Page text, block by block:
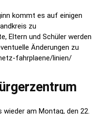
kommt es auf einigen
zu
Eltern und Schüler werden
Änderungen zu
fahrplaene/linien/
wieder am Montag, den 22.